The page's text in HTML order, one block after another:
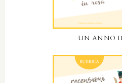
UN ANNO